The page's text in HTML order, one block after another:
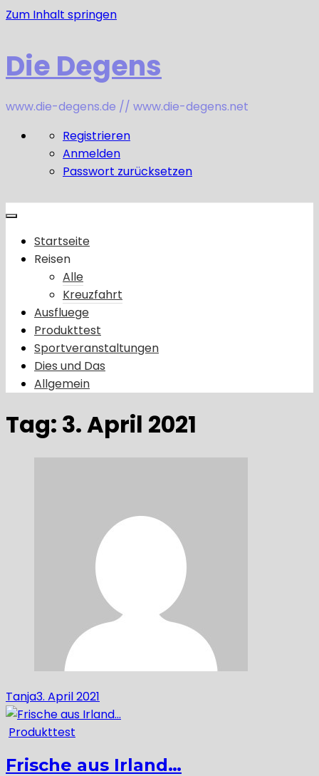
Zum Inhalt springen
Die Degens
www.die-degens.de // www.die-degens.net
Registrieren
Anmelden
Passwort zurücksetzen
Startseite
Reisen
Alle
Kreuzfahrt
Ausfluege
Produkttest
Sportveranstaltungen
Dies und Das
Allgemein
Tag: 3. April 2021
Tanja3. April 2021
Produkttest
Frische aus Irland…